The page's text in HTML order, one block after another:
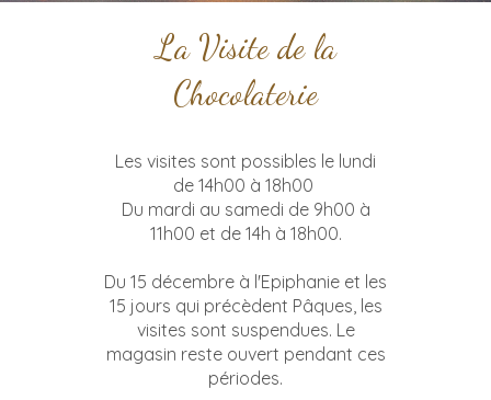
La Visite de la
Chocolaterie
Les visites sont possibles le lundi
de 14h00 à 18h00
Du mardi au samedi de 9h00 à
11h00 et de 14h à 18h00.
Du 15 décembre à l'Epiphanie et les
15 jours qui précèdent Pâques, les
visites sont suspendues. Le
magasin reste ouvert pendant ces
périodes.